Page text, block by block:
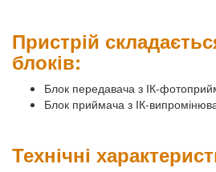
Пристрій
блоків:
Блок передавача з ІК-
Блок приймача з ІК-
Технічні